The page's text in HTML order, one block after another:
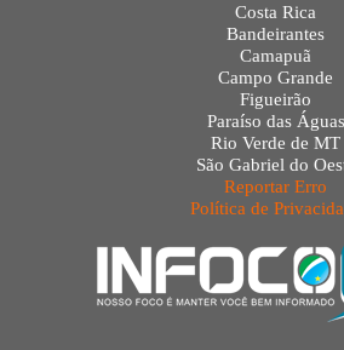
Costa Rica
Bandeirantes
Camapuã
Campo Grande
Figueirão
Paraíso das Águas
Rio Verde de MT
São Gabriel do
Reportar Erro
Política de